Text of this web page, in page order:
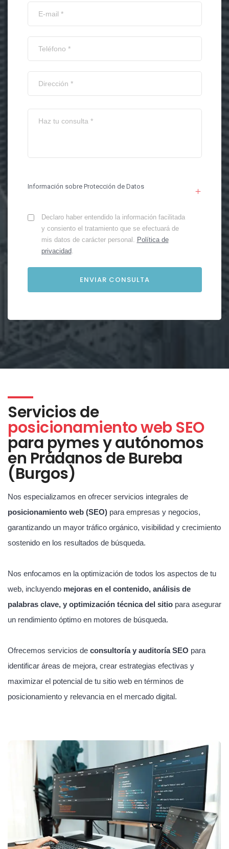
Información sobre Protección de Datos
Declaro haber entendido la información facilitada
y consiento el tratamiento que se efectuará de
mis datos de carácter personal. Política de
privacidad.
Servicios de
posicionamiento web SEO
para pymes y autónomos
en Prádanos de Bureba
(Burgos)
Nos especializamos en ofrecer servicios integrales de
posicionamiento web (SEO) para empresas y negocios,
garantizando un mayor tráfico orgánico, visibilidad y crecimiento
sostenido en los resultados de búsqueda.
Nos enfocamos en la optimización de todos los aspectos de tu
web, incluyendo mejoras en el contenido, análisis de
palabras clave, y optimización técnica del sitio para asegurar
un rendimiento óptimo en motores de búsqueda.
Ofrecemos servicios de consultoría y auditoría SEO para
identificar áreas de mejora, crear estrategias efectivas y
maximizar el potencial de tu sitio web en términos de
posicionamiento y relevancia en el mercado digital.